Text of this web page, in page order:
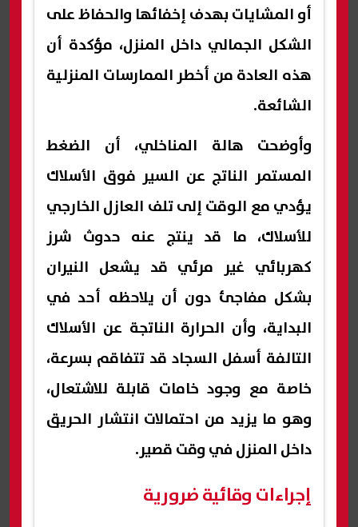
أو المشايات بهدف إخفائها والحفاظ على
الشكل الجمالي داخل المنزل، مؤكدة أن
هذه العادة من أخطر الممارسات المنزلية
الشائعة.
وأوضحت هالة المناخلي، أن الضغط
المستمر الناتج عن السير فوق الأسلاك
يؤدي مع الوقت إلى تلف العازل الخارجي
للأسلاك، ما قد ينتج عنه حدوث شرز
كهربائي غير مرئي قد يشعل النيران
بشكل مفاجئ دون أن يلاحظه أحد في
البداية، وأن الحرارة الناتجة عن الأسلاك
التالفة أسفل السجاد قد تتفاقم بسرعة،
خاصة مع وجود خامات قابلة للاشتعال،
وهو ما يزيد من احتمالات انتشار الحريق
داخل المنزل في وقت قصير.
إجراءات وقائية ضرورية